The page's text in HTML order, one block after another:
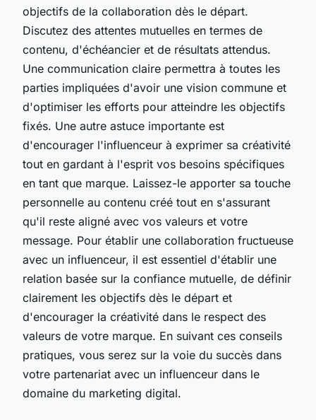
objectifs de la collaboration dès le départ.
Discutez des attentes mutuelles en termes de
contenu, d'échéancier et de résultats attendus.
Une communication claire permettra à toutes les
parties impliquées d'avoir une vision commune et
d'optimiser les efforts pour atteindre les objectifs
fixés. Une autre astuce importante est
d'encourager l'influenceur à exprimer sa créativité
tout en gardant à l'esprit vos besoins spécifiques
en tant que marque. Laissez-le apporter sa touche
personnelle au contenu créé tout en s'assurant
qu'il reste aligné avec vos valeurs et votre
message. Pour établir une collaboration fructueuse
avec un influenceur, il est essentiel d'établir une
relation basée sur la confiance mutuelle, de définir
clairement les objectifs dès le départ et
d'encourager la créativité dans le respect des
valeurs de votre marque. En suivant ces conseils
pratiques, vous serez sur la voie du succès dans
votre partenariat avec un influenceur dans le
domaine du marketing digital.